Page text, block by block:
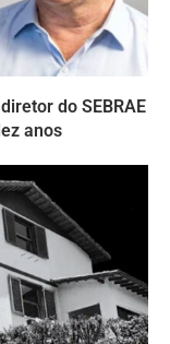
do SEBRAE
anos